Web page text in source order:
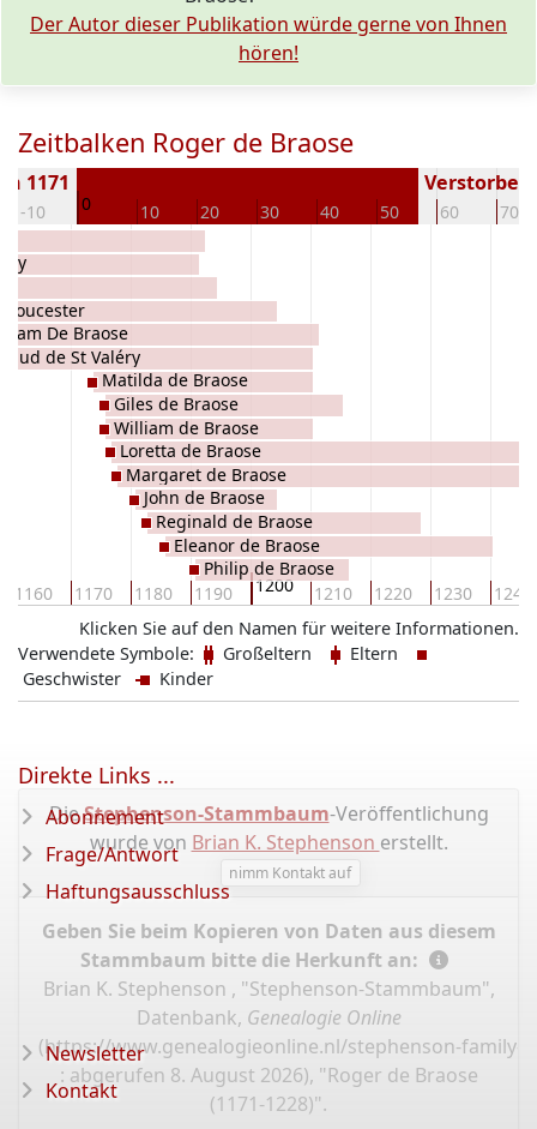
Der Autor dieser Publikation würde gerne von Ihnen
hören!
Zeitbalken Roger de Braose
-10 0 10 20 30 40 50 60 70
1171 Verstorben
1160 1170 1180 1190 1200 1210 1220 1230 1240
De Braose
de St Valéry
Matilda de Braose
Giles de Braose
William de Braose
Loretta de Braose
Margaret de Braose
John de Braose
Reginald de Braose
Eleanor de Braose
Philip de Braose
Klicken Sie auf den Namen für weitere Informationen.
Verwendete Symbole:
Großeltern
Eltern
Geschwister
Kinder
DieStephenson-Stammbaum-Veröffentlichung
wurde von Brian K. Stephenson erstellt.
nimm Kontakt auf
Geben Sie beim Kopieren von Daten aus diesem
Stammbaum bitte die Herkunft an:
Brian K. Stephenson , "Stephenson-Stammbaum",
Datenbank, Genealogie Online
(https://www.genealogieonline.nl/stephenson-family-
: abgerufen 8. August 2026), "Roger de Braose
(1171-1228)".
Direkte Links ...
Abonnement
Frage/Antwort
Haftungsausschluss
Newsletter
Kontakt